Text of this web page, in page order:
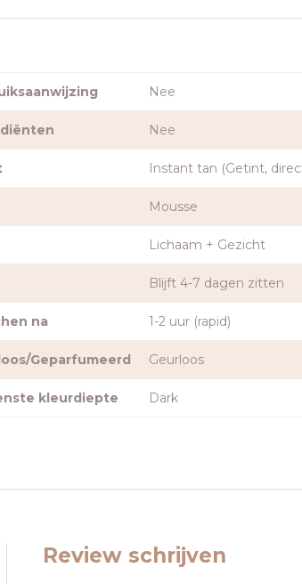
Nee
Nee
Instant tan (Getint,
Mousse
Lichaam + Gezicht
Blijft 4-7 dagen zitten
na 1-2 uur (rapid)
Geparfumeerd Geurloos
kleurdiepte Dark
Review schrijven